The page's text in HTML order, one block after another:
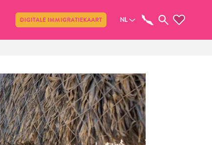
DIGITALE IMMIGRATIEKAART NL Delen